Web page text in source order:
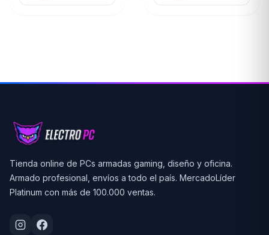
Tienda online de PCs armadas gaming, diseño y oficina.
Armado profesional, envíos a todo el país. MercadoLíder
Platinum con más de 100.000 ventas.